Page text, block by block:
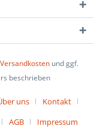
Versandkosten und ggf.
beschrieben
uns
Kontakt
AGB Impressum